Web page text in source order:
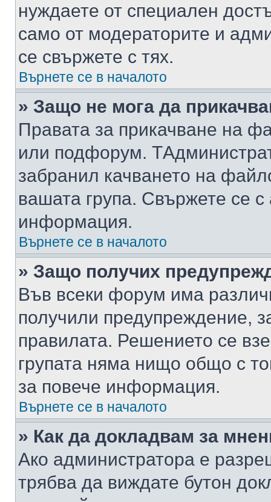
нуждаете от специален
само от модераторите и
се свържете с тях.
Върнете се в началото
» Защо не мога да
Правата за прикачване на
или подфорум.
забранил качването на
вашата група. Свържете се
информация.
Върнете се в началото
» Защо получих
Във всеки форум има
получили предупреждение,
правилата. Решението се
групата няма нищо общо с
за повече информация.
Върнете се в началото
» Как да докладвам за
Ако администратора е
трябва да виждате бутон